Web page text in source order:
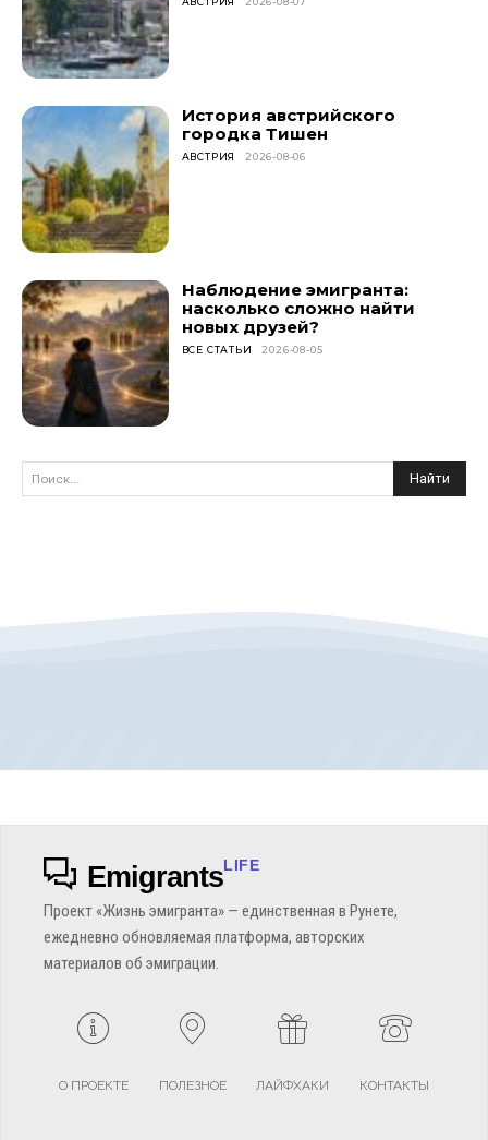
История австрийского
городка Тишен
АВСТРИЯ 2026-08-06
Наблюдение эмигранта:
насколько сложно найти
новых друзей?
ВСЕ СТАТЬИ 2026-08-05
Поиск... Найти
EmigrantsLIFE
Проект «Жизнь эмигранта» — единственная в Рунете,
ежедневно обновляемая платформа, авторских
материалов об эмиграции.
О ПРОЕКТЕ ПОЛЕЗНОЕ ЛАЙФХАКИ КОНТАКТЫ